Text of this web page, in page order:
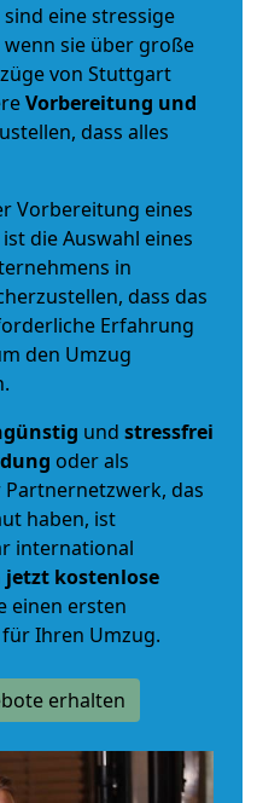
eine stressige
sie über große
von Stuttgart
Vorbereitung und
dass alles
Vorbereitung eines
die Auswahl eines
in
dass das
Erfahrung
den Umzug
und stressfrei
oder als
Partnernetzwerk, das
haben, ist
international
jetzt kostenlose
einen ersten
Ihren Umzug.
erhalten